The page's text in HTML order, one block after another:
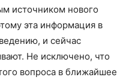
источником нового
эта информация в
и сейчас
Не исключено, что
вопроса в ближайшее